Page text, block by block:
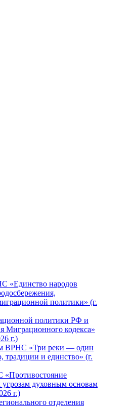
«Единство народов
политики» (г.
политики РФ и
Миграционного кодекса»
г.)
ВРНС «Три реки — один
и единство» (г.
угрозам духовным основам
г.)
отделения